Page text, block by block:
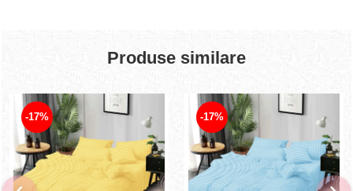
Produse similare
-17% -17%